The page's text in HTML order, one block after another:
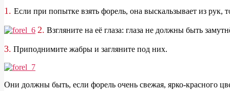
1. Если при попытке взять форель, она выскальзывает из рук,
2. Взгляните на её глаза: глаза не должны быть
3. Приподнимите жабры и загляните под них.
Они должны быть, если форель очень свежая, ярко-красного